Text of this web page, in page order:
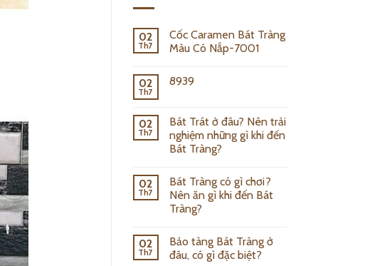
02
Th7
Cốc Caramen Bát Tràng
Màu Có Nắp-7001
02
Th7
8939
02
Th7
Bát Trát ở đâu? Nên trải
nghiệm những gì khi đến
Bát Tràng?
02
Th7
Bát Tràng có gì chơi?
Nên ăn gì khi đến Bát
Tràng?
02
Th7
Bảo tàng Bát Tràng ở
đâu, có gì đặc biệt?